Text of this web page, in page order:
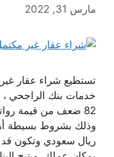
مارس 31, 2022
تستطيع شراء عقار غير
خدمات بنك الراجحي ،